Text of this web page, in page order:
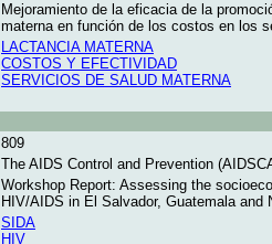
Mejoramiento de la eficacia de la
materna en función de los costos en los
LACTANCIA MATERNA
COSTOS Y EFECTIVIDAD
SERVICIOS DE SALUD MATERNA
809
The AIDS Control and Prevention
Workshop Report: Assessing the
HIV/AIDS in El Salvador, Guatemala and
SIDA
HIV